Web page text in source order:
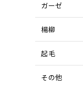
ガーゼ
楊柳
起毛
その他